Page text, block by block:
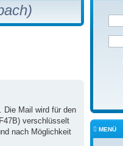
Die Mail wird für den
verschlüsselt
nach Möglichkeit
MENÜ